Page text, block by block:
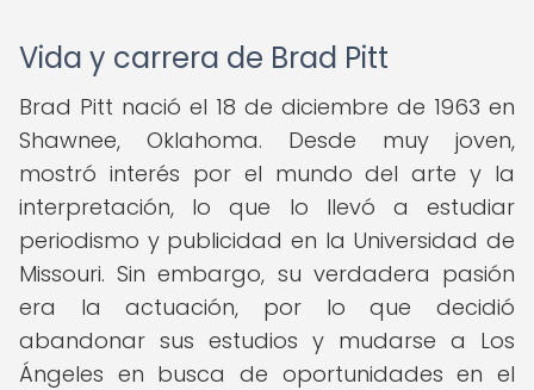
Vida y carrera de Brad Pitt
Brad Pitt nació el 18 de diciembre de 1963 en
Shawnee, Oklahoma. Desde muy joven,
mostró interés por el mundo del arte y la
interpretación, lo que lo llevó a estudiar
periodismo y publicidad en la Universidad de
Missouri. Sin embargo, su verdadera pasión
era la actuación, por lo que decidió
abandonar sus estudios y mudarse a Los
Ángeles en busca de oportunidades en el